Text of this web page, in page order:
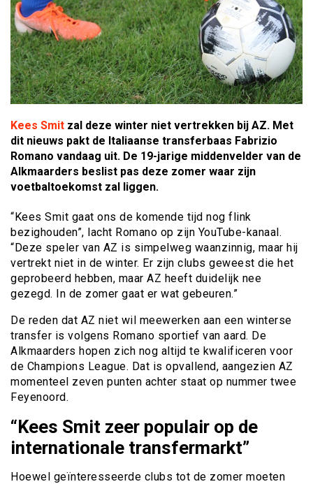
Kees Smit zal deze winter niet vertrekken bij AZ. Met
dit nieuws pakt de Italiaanse transferbaas Fabrizio
Romano vandaag uit. De 19-jarige middenvelder van de
Alkmaarders beslist pas deze zomer waar zijn
voetbaltoekomst zal liggen.
“Kees Smit gaat ons de komende tijd nog flink
bezighouden”, lacht Romano op zijn YouTube-kanaal.
“Deze speler van AZ is simpelweg waanzinnig, maar hij
vertrekt niet in de winter. Er zijn clubs geweest die het
geprobeerd hebben, maar AZ heeft duidelijk nee
gezegd. In de zomer gaat er wat gebeuren.”
De reden dat AZ niet wil meewerken aan een winterse
transfer is volgens Romano sportief van aard. De
Alkmaarders hopen zich nog altijd te kwalificeren voor
de Champions League. Dat is opvallend, aangezien AZ
momenteel zeven punten achter staat op nummer twee
Feyenoord.
“Kees Smit zeer populair op de
internationale transfermarkt”
Hoewel geïnteresseerde clubs tot de zomer moeten